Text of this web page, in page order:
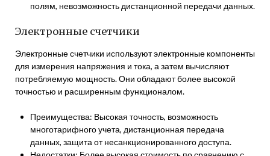
полям, невозможность дистанционной передачи данных.
Электронные счетчики
Электронные счетчики используют электронные компоненты
для измерения напряжения и тока, а затем вычисляют
потребляемую мощность. Они обладают более высокой
точностью и расширенным функционалом.
Преимущества: Высокая точность, возможность
многотарифного учета, дистанционная передача
данных, защита от несанкционированного доступа.